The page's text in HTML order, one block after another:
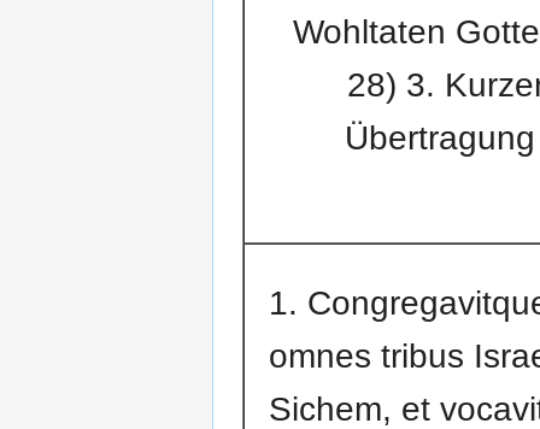
Wohltaten
28) 3.
1.
omnes tribus
Sichem, et